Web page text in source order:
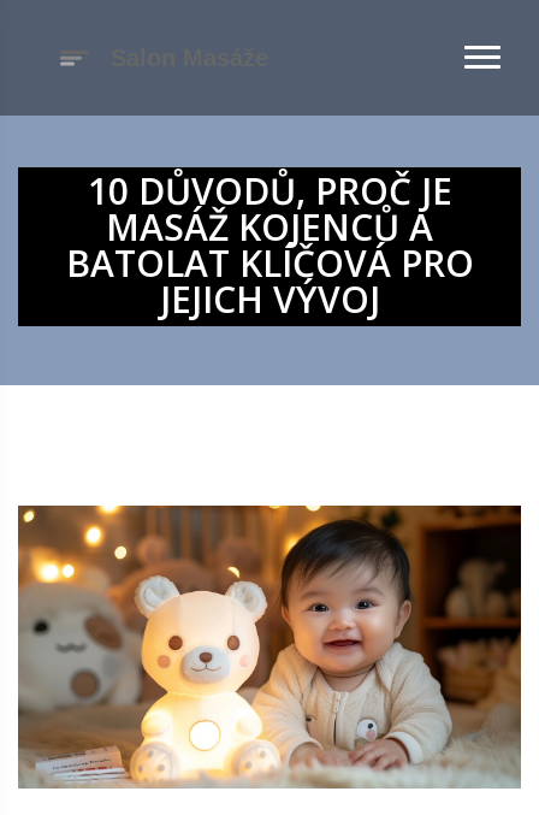
10 DŮVODŮ, PROČ JE
MASÁŽ KOJENCŮ A
BATOLAT KLÍČOVÁ PRO
JEJICH VÝVOJ